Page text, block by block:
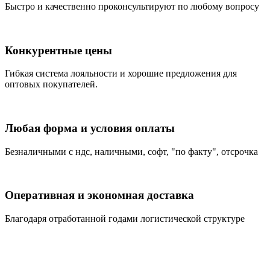
Быстро и качественно проконсультируют по любому вопросу
Конкурентные цены
Гибкая система лояльности и хорошие предложения для
оптовых покупателей.
Любая форма и условия оплаты
Безналичными с ндс, наличными, софт, "по факту", отсрочка
Оперативная и экономная доставка
Благодаря отработанной годами логистической структуре